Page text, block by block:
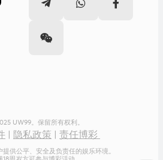
UW99。保留所有权利。
隐私政策 责任博彩
提供公平、安全及负责任的娱乐环境。